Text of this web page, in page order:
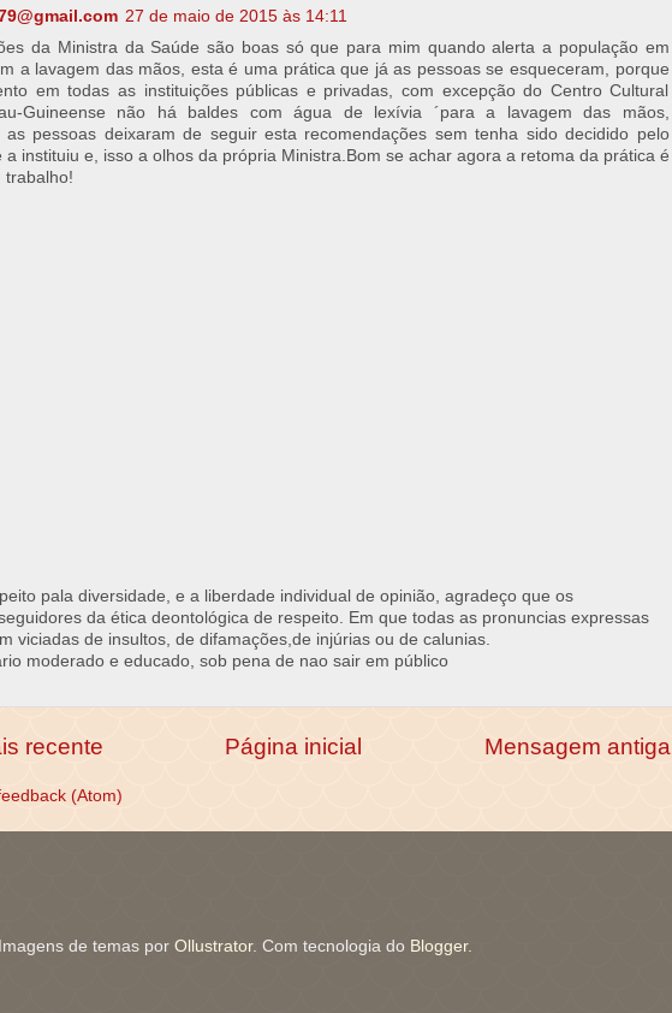
27 de maio de 2015 às 14:11
da Ministra da Saúde são boas só que para mim quando alerta a população em
a lavagem das mãos, esta é uma prática que já as pessoas se esqueceram, porque
em todas as instituições públicas e privadas, com excepção do Centro Cultural
Guineense não há baldes com água de lexívia ´para a lavagem das mãos,
as pessoas deixaram de seguir esta recomendações sem tenha sido decidido pelo
a instituiu e, isso a olhos da própria Ministra.Bom se achar agora a retoma da prática é
trabalho!
pala diversidade, e a liberdade individual de opinião, agradeço que os
da ética deontológica de respeito. Em que todas as pronuncias expressas
viciadas de insultos, de difamações,de injúrias ou de calunias.
moderado e educado, sob pena de nao sair em público
recente Mensagem antiga
Página inicial
(Atom)
Imagens de temas por Ollustrator. Com tecnologia do Blogger.